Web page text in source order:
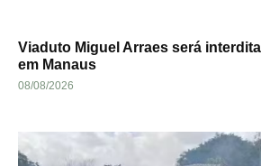
Viaduto Miguel Arraes será
em Manaus
08/08/2026